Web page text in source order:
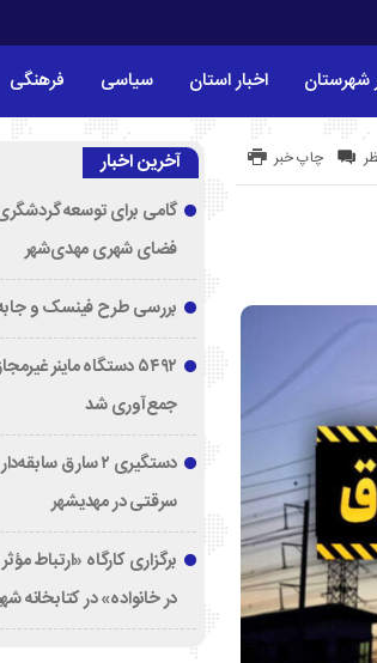
شهرستان اخبار استان سیاسی فرهنگی
چاپ خبر آخرین اخبار
گامی برای توسعه
فضای شهری مهدی‌شهر
بررسی طرح فینسک و
۵۴۹۲ دستگاه ماینر
جمع‌آوری شد
دستگیری ۲ سارق
سرقتی در مهدیشهر
برگزاری کارگاه «ارتباط
در خانواده» در کتابخانه